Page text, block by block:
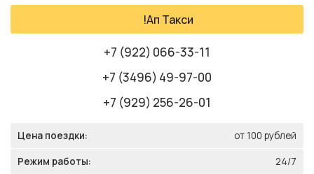
!Ап Такси
+7 (922) 066-33-11
+7 (3496) 49-97-00
+7 (929) 256-26-01
Цена поездки: от 100 рублей
Режим работы: 24/7